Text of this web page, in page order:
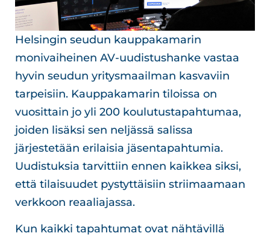
Helsingin seudun kauppakamarin
monivaiheinen AV-uudistushanke vastaa
hyvin seudun yritysmaailman kasvaviin
tarpeisiin. Kauppakamarin tiloissa on
vuosittain jo yli 200 koulutustapahtumaa,
joiden lisäksi sen neljässä salissa
järjestetään erilaisia jäsentapahtumia.
Uudistuksia tarvittiin ennen kaikkea siksi,
että tilaisuudet pystyttäisiin striimaamaan
verkkoon reaaliajassa.
Kun kaikki tapahtumat ovat nähtävillä